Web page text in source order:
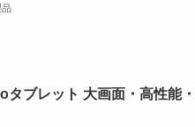
品
タブレット 大画面・高性能